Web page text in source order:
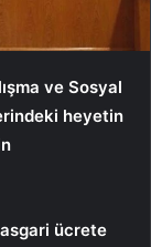
ve Sosyal
heyetin
asgari ücrete